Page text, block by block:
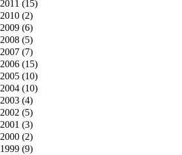
2011 (15)
2010 (2)
2009 (6)
2008 (5)
2007 (7)
2006 (15)
2005 (10)
2004 (10)
2003 (4)
2002 (5)
2001 (3)
2000 (2)
1999 (9)